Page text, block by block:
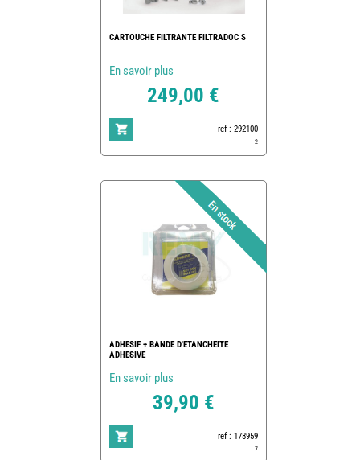
CARTOUCHE FILTRANTE FILTRADOC S
En savoir plus
249,00 €
ref : 292100
2
ADHESIF + BANDE D'ETANCHEITE
ADHESIVE
En savoir plus
39,90 €
ref : 178959
7